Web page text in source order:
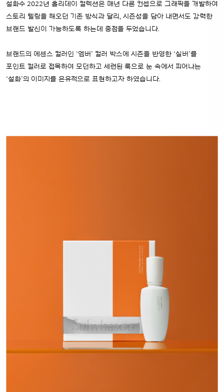
설화수 2022년 홀리데이 컬렉션은 매년 다른 컨셉으로 그래픽을 개발하여
스토리 텔링을 해오던 기존 방식과 달리, 시즌성을 담아 내면서도 강력한
브랜드 발신이 가능하도록 하는데 중점을 두었습니다.
브랜드의 에센스 컬러인 ‘엠버’ 컬러 박스에 시즌을 반영한 ‘실버’를
포인트 컬러로 접목하여 모던하고 세련된 룩으로 눈 속에서 피어나는
‘설화’의 이미지를 은유적으로 표현하고자 하였습니다.